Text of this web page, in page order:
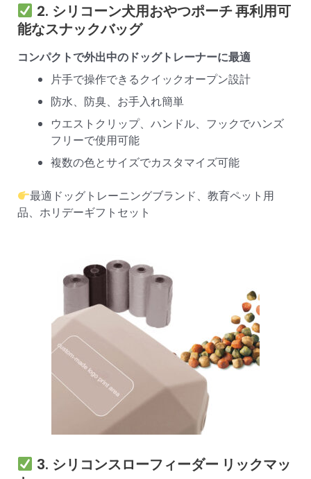
2. シリコーン犬用おやつポーチ再利用可
能なスナックバッグ
コンパクトで外出中のドッグトレーナーに最適
片手で操作できるクイックオープン設計
防水、防臭、お手入れ簡単
ウエストクリップ、ハンドル、フックでハンズ
フリーで使用可能
複数の色とサイズでカスタマイズ可能
最適ドッグトレーニングブランド、教育ペット用
品、ホリデーギフトセット
3. シリコンスローフィーダー リックマッ